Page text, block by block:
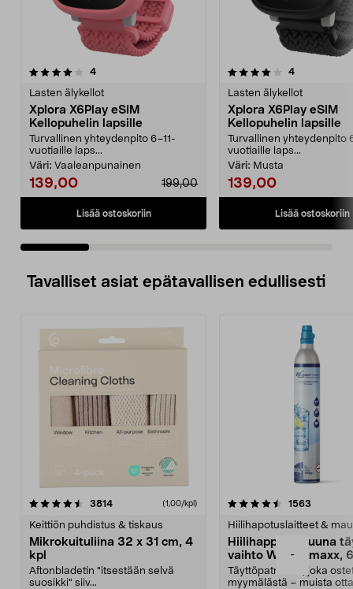
-
4arvostelut
Lasten älykellot
Xplora X6Play eSIM
Kellopuhelin lapsille
Turvallinen yhteydenpito 6–11-
vuotiaille laps...
Väri: Vaaleanpunainen
139,00 199,00
Lisää ostoskoriin
4.0 viidestä
4arvostelut
Lasten älykellot
Xplora X6Play eSIM
Kellopuhelin lapsille
Turvallinen yhteydenpito
vuotiaille laps...
Väri: Musta
139,00
Lisää ostoskoriin
5.0 viidestä
Tavalliset asiat epätavallisen edullisesti
3814arvostelut (1,00/kpl)
Keittiön puhdistus & tiskaus
Mikrokuituliina 32 x 31 cm, 4
kpl
Aftonbladetin "itsestään selvä
suosikki" siiv...
4.5viidestä
1563
Hiilihapotuslaitteet &
Hiilihappopatruuna
vaihto Wassermaxx,
Täyttöpatruuna, joka
myymälästä – muista
4.5viidestä